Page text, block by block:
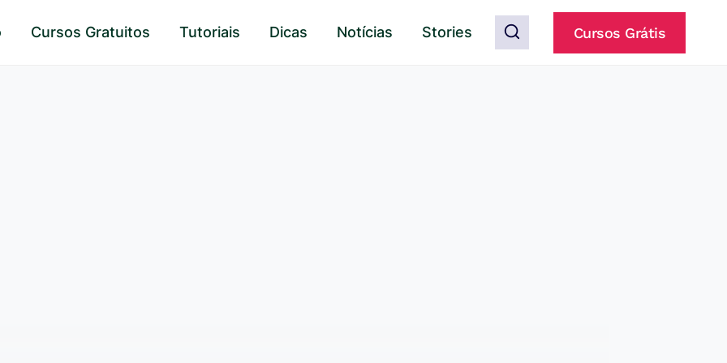
Cursos Gratuitos Tutoriais Dicas Notícias Stories Cursos Grátis